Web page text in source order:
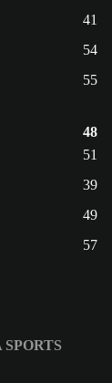
41
54
55
48
51
39
49
57